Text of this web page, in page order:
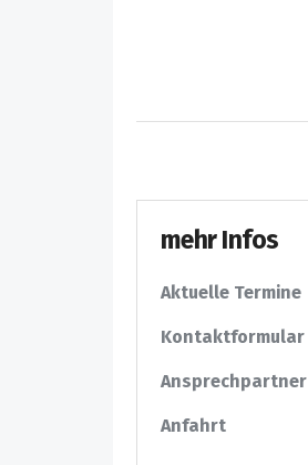
mehr Infos
Aktuelle Termine
Kontaktformular
Ansprechpartner
Anfahrt